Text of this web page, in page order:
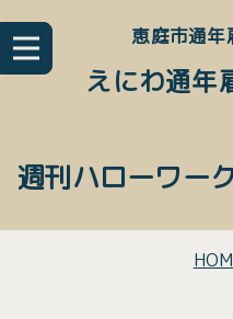
恵庭市通年
えにわ通年
週刊ハローワー